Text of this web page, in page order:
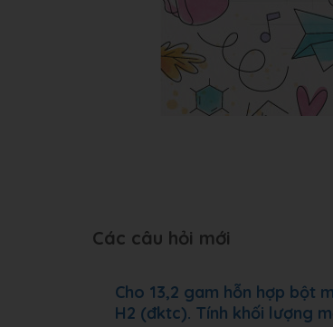
Các câu hỏi mới
Cho 13,2 gam hỗn hợp bột
H2 (đktc). Tính khối lượng